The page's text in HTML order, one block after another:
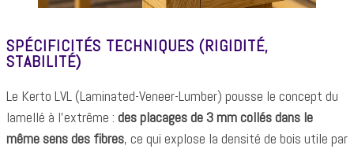
SPÉCIFICITÉS TECHNIQUES (RIGIDITÉ,
STABILITÉ)
Le Kerto LVL (Laminated-Veneer-Lumber) pousse le concept du
lamellé à l’extrême : des placages de 3 mm collés dans le
même sens des fibres, ce qui explose la densité de bois utile par